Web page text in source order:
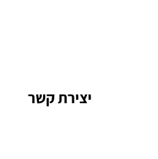
יצירת קשר